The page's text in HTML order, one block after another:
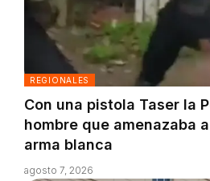
REGIONALES
Con una pistola Taser la
hombre que amenazaba
arma blanca
agosto 7, 2026